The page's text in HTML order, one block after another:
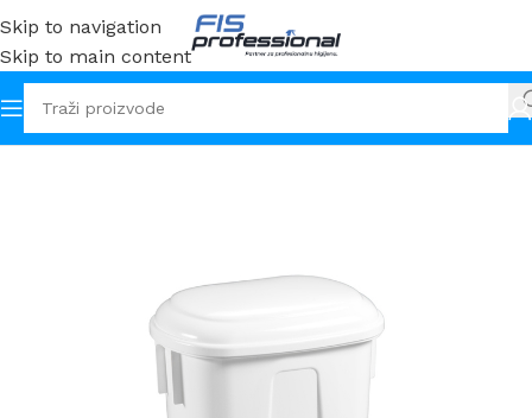
Skip to navigation
Skip to main content
Početna Oprema i pribor